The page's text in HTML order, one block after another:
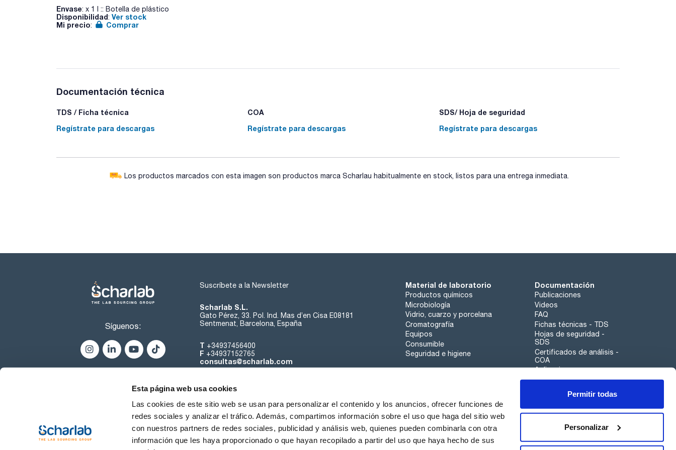
Esta página web usa cookies
Las cookies de este sitio web se usan para personalizar el contenido y los anuncios, ofrecer funciones de
redes sociales y analizar el tráfico. Además, compartimos información sobre el uso que haga del sitio web
con nuestros partners de redes sociales, publicidad y análisis web, quienes pueden combinarla con otra
información que les haya proporcionado o que hayan recopilado a partir del uso que haya hecho de sus
Permitir todas
Personalizar
Envase: x 1 l :: Botella de plástico
Disponibilidad: Ver stock
Mi precio: Comprar
Documentación técnica
TDS / Ficha técnica
Regístrate para descargas
COA
Regístrate para descargas
SDS/ Hoja de seguridad
Regístrate para descargas
Los productos marcados con esta imagen son productos marca Scharlau habitualmente en stock, listos para una entrega inmediata.
Síguenos:
Suscríbete a la Newsletter
Scharlab S.L.
Gato Pérez, 33. Pol. Ind. Mas d’en Cisa E08181
Sentmenat, Barcelona, España
T +34937456400
F +34937152765
consultas@scharlab.com
Material de laboratorio
Productos químicos
Microbiología
Vidrio, cuarzo y porcelana
Cromatografía
Equipos
Consumible
Seguridad e higiene
Documentación
Publicaciones
Videos
FAQ
Fichas técnicas - TDS
Hojas de seguridad -
SDS
Certificados de análisis -
COA
Aplicaciones
Tabla Periódica
Canal de denuncias
Sobre nosotros Contacta Noticias Trabaja con nosotros